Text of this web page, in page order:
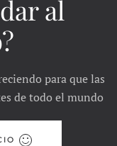
al
para que las
de todo el mundo